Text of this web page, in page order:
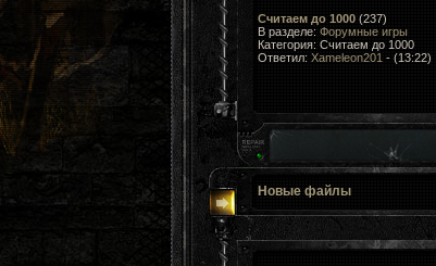
Считаем до 1000(237)
В разделе: Форумные игры
Категория: Считаем до 1000
Ответил: Xameleon201 - (13:22)
Новые файлы